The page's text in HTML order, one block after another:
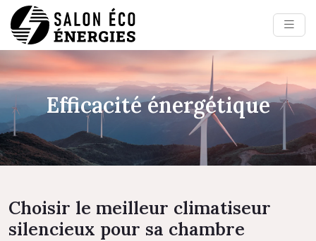
Efficacité énergétique
Choisir le meilleur climatiseur
silencieux pour sa chambre